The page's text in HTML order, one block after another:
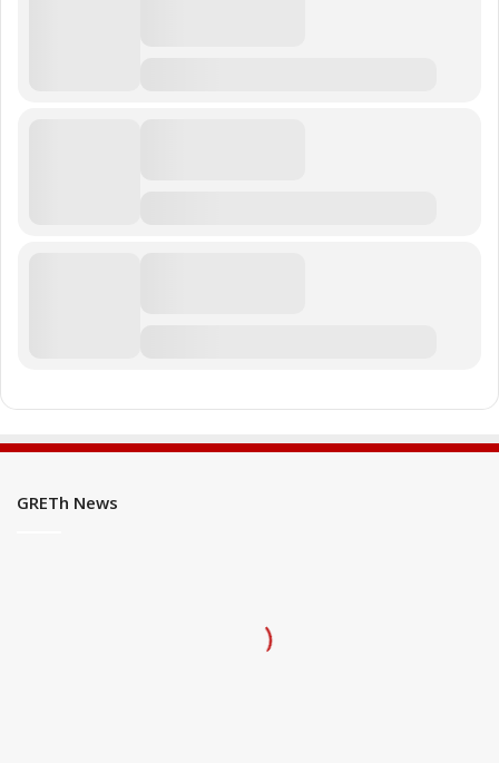
GRETh News